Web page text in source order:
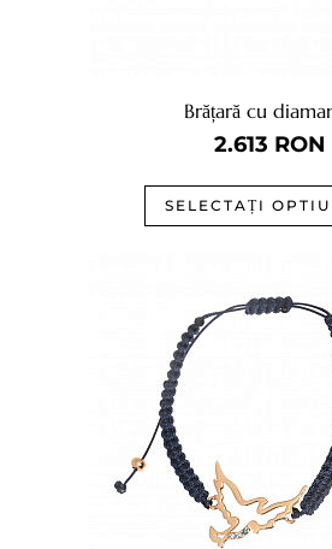
Brățară cu
2.613 RON
SELECTAȚI